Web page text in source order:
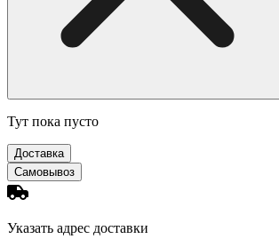
Тут пока пусто
Доставка
Самовывоз
Указать адрес доставки